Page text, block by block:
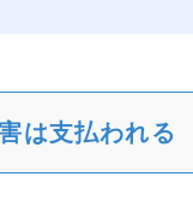
は支払われる